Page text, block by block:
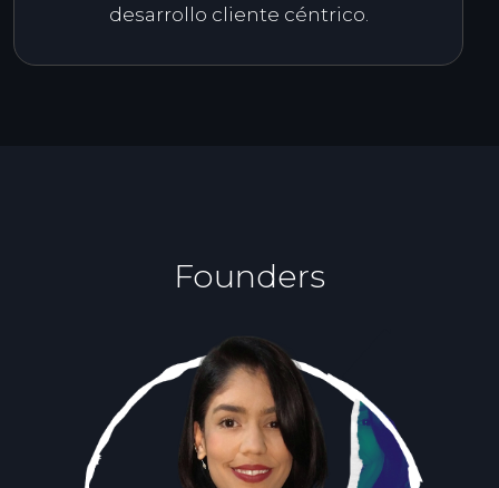
desarrollo cliente céntrico.
Founders